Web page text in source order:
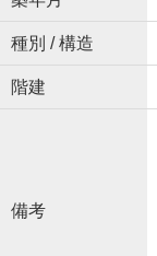
種別 / 構造
階建
備考